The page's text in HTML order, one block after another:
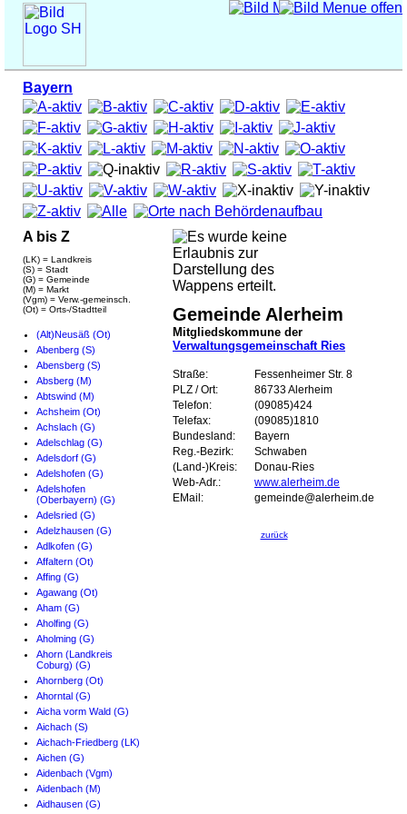
Bayern
A bis Z
(LK) = Landkreis
(S) = Stadt
(G) = Gemeinde
(M) = Markt
(Vgm) = Verw.-gemeinsch.
(Ot) = Orts-/Stadtteil
(Alt)Neusäß (Ot)
Abenberg (S)
Abensberg (S)
Absberg (M)
Abtswind (M)
Achsheim (Ot)
Achslach (G)
Adelschlag (G)
Adelsdorf (G)
Adelshofen (G)
Adelshofen
(Oberbayern) (G)
Adelsried (G)
Adelzhausen (G)
Adlkofen (G)
Affaltern (Ot)
Affing (G)
Agawang (Ot)
Aham (G)
Aholfing (G)
Aholming (G)
Ahorn (Landkreis
Coburg) (G)
Ahornberg (Ot)
Ahorntal (G)
Aicha vorm Wald (G)
Aichach (S)
Aichach-Friedberg (LK)
Aichen (G)
Aidenbach (Vgm)
Aidenbach (M)
Aidhausen (G)
Gemeinde Alerheim
Mitgliedskommune der
Verwaltungsgemeinschaft Ries
Straße:
Fessenheimer Str. 8
PLZ / Ort:
86733 Alerheim
Telefon:
(09085)424
Telefax:
(09085)1810
Bundesland:
Bayern
Reg.-Bezirk:
Schwaben
(Land-)Kreis:
Donau-Ries
Web-Adr.:
www.alerheim.de
EMail:
gemeinde@alerheim.de
zurück